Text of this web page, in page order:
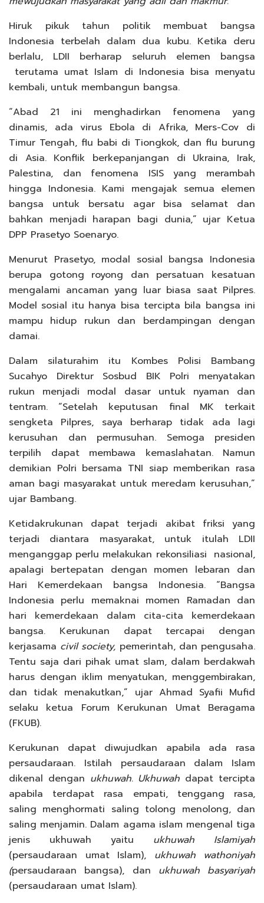
Hiruk pikuk tahun politik membuat bangsa
Indonesia terbelah dalam dua kubu. Ketika deru
berlalu, LDII berharap seluruh elemen bangsa
terutama umat Islam di Indonesia bisa menyatu
kembali, untuk membangun bangsa.
“Abad 21 ini menghadirkan fenomena yang
dinamis, ada virus Ebola di Afrika, Mers-Cov di
Timur Tengah, flu babi di Tiongkok, dan flu burung
di Asia. Konflik berkepanjangan di Ukraina, Irak,
Palestina, dan fenomena ISIS yang merambah
hingga Indonesia. Kami mengajak semua elemen
bangsa untuk bersatu agar bisa selamat dan
bahkan menjadi harapan bagi dunia,” ujar Ketua
DPP Prasetyo Soenaryo.
Menurut Prasetyo, modal sosial bangsa Indonesia
berupa gotong royong dan persatuan kesatuan
mengalami ancaman yang luar biasa saat Pilpres.
Model sosial itu hanya bisa tercipta bila bangsa ini
mampu hidup rukun dan berdampingan dengan
damai.
Dalam silaturahim itu Kombes Polisi Bambang
Sucahyo Direktur Sosbud BIK Polri menyatakan
rukun menjadi modal dasar untuk nyaman dan
tentram. “Setelah keputusan final MK terkait
sengketa Pilpres, saya berharap tidak ada lagi
kerusuhan dan permusuhan. Semoga presiden
terpilih dapat membawa kemaslahatan. Namun
demikian Polri bersama TNI siap memberikan rasa
aman bagi masyarakat untuk meredam kerusuhan,”
ujar Bambang.
Ketidakrukunan dapat terjadi akibat friksi yang
terjadi diantara masyarakat, untuk itulah LDII
menganggap perlu melakukan rekonsiliasi nasional,
apalagi bertepatan dengan momen lebaran dan
Hari Kemerdekaan bangsa Indonesia. “Bangsa
Indonesia perlu memaknai momen Ramadan dan
hari kemerdekaan dalam cita-cita kemerdekaan
bangsa. Kerukunan dapat tercapai dengan
kerjasama civil society, pemerintah, dan pengusaha.
Tentu saja dari pihak umat slam, dalam berdakwah
harus dengan iklim menyatukan, menggembirakan,
dan tidak menakutkan,” ujar Ahmad Syafii Mufid
selaku ketua Forum Kerukunan Umat Beragama
(FKUB).
Kerukunan dapat diwujudkan apabila ada rasa
persaudaraan. Istilah persaudaraan dalam Islam
dikenal dengan ukhuwah. Ukhuwah dapat tercipta
apabila terdapat rasa empati, tenggang rasa,
saling menghormati saling tolong menolong, dan
saling menjamin. Dalam agama islam mengenal tiga
jenis ukhuwah yaitu ukhuwah Islamiyah
(persaudaraan umat Islam), ukhuwah wathoniyah
(persaudaraan bangsa), dan ukhuwah basyariyah
(persaudaraan umat Islam).